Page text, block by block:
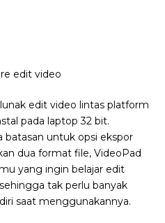
edit video lintas platform
pada laptop 32 bit.
batasan untuk opsi ekspor
dua format file, VideoPad
yang ingin belajar edit
tak perlu banyak
saat menggunakannya.